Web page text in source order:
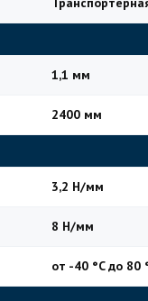
1,1 мм
2400 мм
3,2 Н/мм
8 Н/мм
от -40 °C до 80